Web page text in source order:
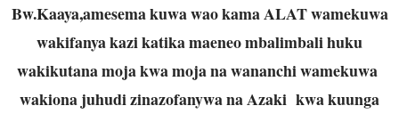
Bw.Kaaya,amesema kuwa wao kama ALAT wamekuwa
wakifanya kazi katika maeneo mbalimbali huku
wakikutana moja kwa moja na wananchi wamekuwa
wakiona juhudi zinazofanywa na Azaki kwa kuunga